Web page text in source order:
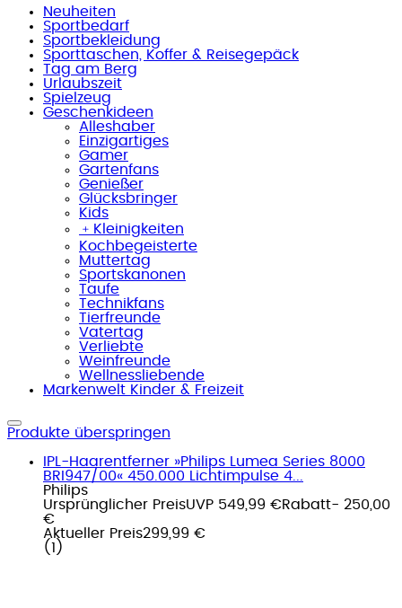
Neuheiten
Sportbedarf
Sportbekleidung
Sporttaschen, Koffer & Reisegepäck
Tag am Berg
Urlaubszeit
Spielzeug
Geschenkideen
Alleshaber
Einzigartiges
Gamer
Gartenfans
Genießer
Glücksbringer
Kids
﹢ Kleinigkeiten
Kochbegeisterte
Muttertag
Sportskanonen
Taufe
Technikfans
Tierfreunde
Vatertag
Verliebte
Weinfreunde
Wellnessliebende
Markenwelt Kinder & Freizeit
Produkte überspringen
IPL-Haarentferner »Philips Lumea Series 8000
BRI947/00« 450.000 Lichtimpulse 4...
Philips
Ursprünglicher PreisUVP 549,99 €Rabatt- 250,00
€
Aktueller Preis299,99 €
( 1 )